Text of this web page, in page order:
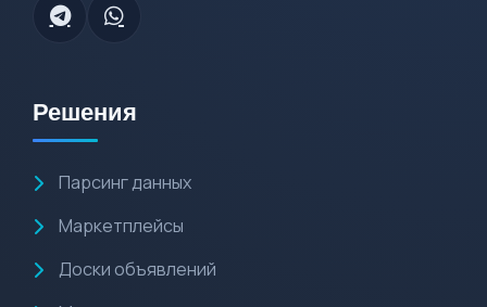
Решения
Парсинг данных
Маркетплейсы
Доски объявлений